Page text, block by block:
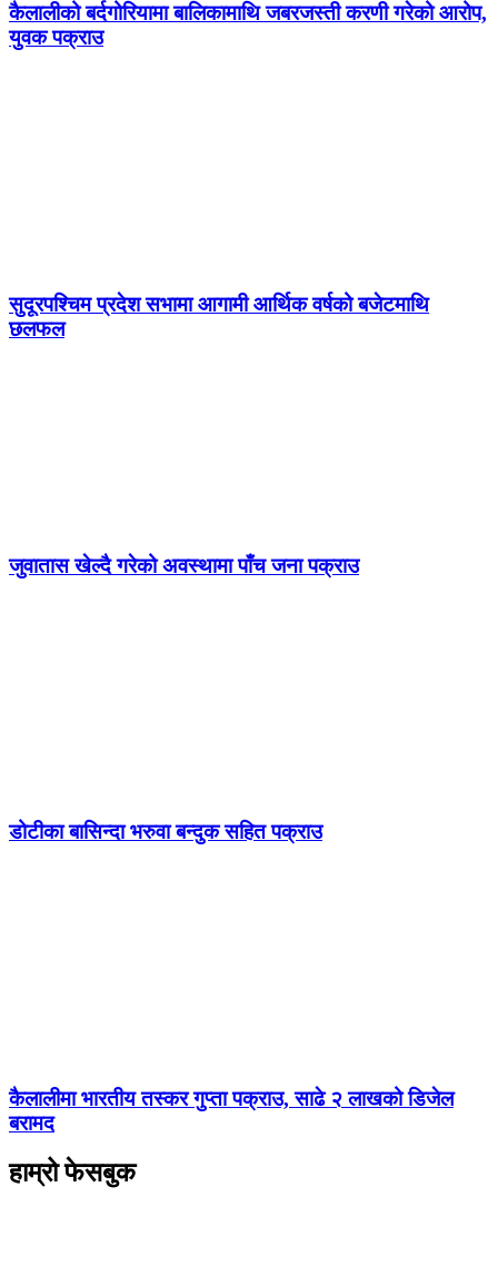
कैलालीको बर्दगोरियामा बालिकामाथि जबरजस्ती करणी गरेको आरोप,
युवक पक्राउ
सुदूरपश्चिम प्रदेश सभामा आगामी आर्थिक वर्षको बजेटमाथि
छलफल
जुवातास खेल्दै गरेको अवस्थामा पाँच जना पक्राउ
डोटीका बासिन्दा भरुवा बन्दुक सहित पक्राउ
कैलालीमा भारतीय तस्कर गुप्ता पक्राउ, साढे २ लाखको डिजेल
बरामद
हाम्रो फेसबुक